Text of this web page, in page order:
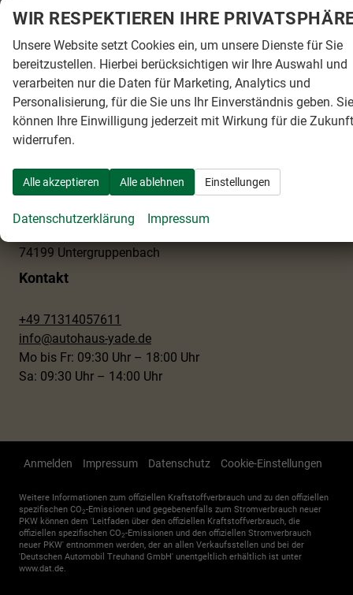
Anmelden
Autohaus Yade GmbH
IHR FAHRZEUGKAUF - UNSER VERSPRECHEN
Adresse
74199 Untergruppenbach
Kontakt
+49 71314057611
info@autohaus-yade.de
Mo bis Fr: 09:30 Uhr – 18:00 Uhr
Sa: 09:30 Uhr – 14:00 Uhr
Anmelden Impressum Datenschutz Cookie-Einstellungen
Weitere Informationen zum offiziellen Kraftstoffverbrauch und zu den offiziellen
spezifischen CO2-Emissionen und gegebenenfalls zum Stromverbrauch neuer
PKW können dem 'Leitfaden über den offiziellen Kraftstoffverbrauch, die
offiziellen spezifischen CO2-Emissionen und den offiziellen Stromverbrauch
neuer PKW' entnommen werden, der an allen Verkaufsstellen und bei der
'Deutschen Automobil Treuhand GmbH' unentgeltlich erhältlich ist unter
www.dat.de.
WIR RESPEKTIEREN IHRE
Unsere Website setzt Cookies ein, um unsere Dienste für Sie
bereitzustellen. Hierbei berücksichtigen wir Ihre Auswahl und
verarbeiten nur die Daten für Marketing, Analytics und
Personalisierung, für die Sie uns Ihr Einverständnis geben. Sie
können Ihre Einwilligung jederzeit mit Wirkung für die Zukunft
widerrufen.
Alle akzeptieren Alle ablehnen Einstellungen
Datenschutzerklärung Impressum